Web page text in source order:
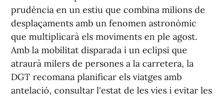
prudència en un estiu que combina milions de
desplaçaments amb un fenomen astronòmic
que multiplicarà els moviments en ple agost.
Amb la mobilitat disparada i un eclipsi que
atraurà milers de persones a la carretera, la
DGT recomana planificar els viatges amb
antelació, consultar l'estat de les vies i evitar les